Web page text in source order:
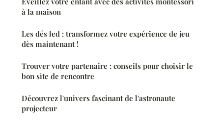
à la maison
Les dés led : transformez votre expérience de jeu
dès maintenant !
Trouver votre partenaire : conseils pour choisir le
bon site de rencontre
Découvrez l'univers fascinant de l'astronaute
projecteur